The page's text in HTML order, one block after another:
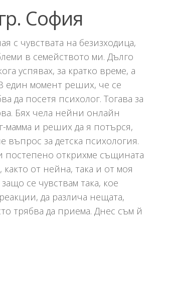
София
с чувствата на безизходица,
в семейството ми. Дълго
успявах, за кратко време, а
един момент реших, че се
да посетя психолог. Тогава за
Бях чела нейни онлайн
мамма и реших да я потърся,
въпрос за детска психология.
постепено открихме същината
от нейна, така и от моя
се чувствам така, кое
да различа нещата,
трябва да приема. Днес съм й